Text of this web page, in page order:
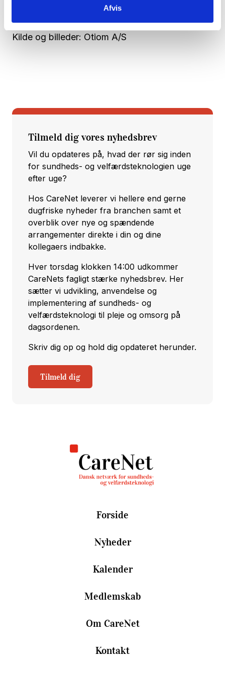
Afvis
Kilde og billeder: Otiom A/S
Tilmeld dig vores nyhedsbrev
Vil du opdateres på, hvad der rør sig inden
for sundheds- og velfærdsteknologien uge
efter uge?
Hos CareNet leverer vi hellere end gerne
dugfriske nyheder fra branchen samt et
overblik over nye og spændende
arrangementer direkte i din og dine
kollegaers indbakke.
Hver torsdag klokken 14:00 udkommer
CareNets fagligt stærke nyhedsbrev. Her
sætter vi udvikling, anvendelse og
implementering af sundheds- og
velfærdsteknologi til pleje og omsorg på
dagsordenen.
Skriv dig op og hold dig opdateret herunder.
Tilmeld dig
Forside
Nyheder
Kalender
Medlemskab
Om CareNet
Kontakt